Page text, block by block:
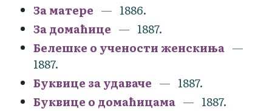
За матере
1886.
За домаћице
1887.
Белешке о учености женскиња
1887.
Буквице за удаваче
1887.
Буквице о домаћицама
1887.